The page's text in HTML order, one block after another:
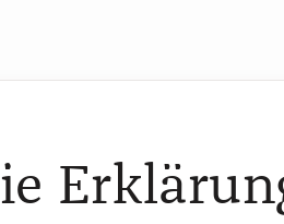
durch die „Theosophie“
Westen brachte. Den vier
eigenen „geistigen Schau“
(Wiedergeburt) und